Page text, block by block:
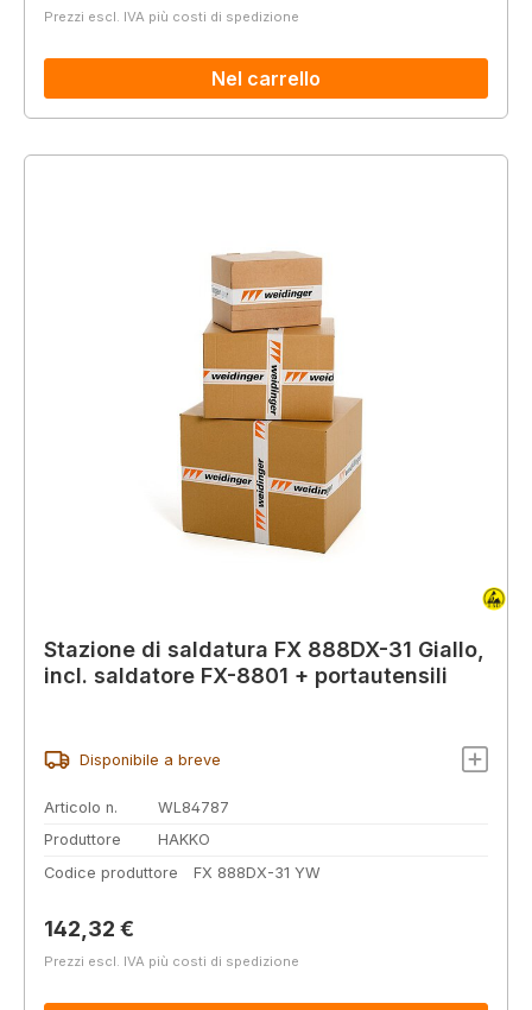
Prezzi escl. IVA più costi di spedizione
Nel carrello
Stazione di saldatura FX 888DX-31 Giallo,
incl. saldatore FX-8801 + portautensili
Disponibile a breve
Articolo n.
WL84787
Produttore
HAKKO
Codice produttore
FX 888DX-31 YW
Prezzo normale:
142,32 €
Prezzi escl. IVA più costi di spedizione